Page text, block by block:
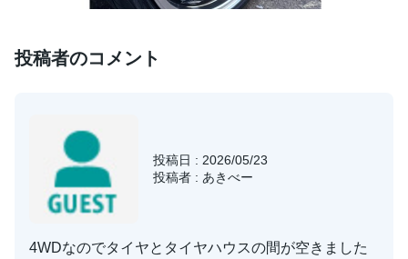
投稿者のコメント
投稿日 : 2026/05/23
投稿者 : あきべー
4WDなのでタイヤとタイヤハウスの間が空きました